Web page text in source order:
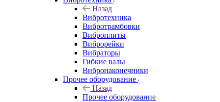
Назад
Вибротехника
Вибротрамбовки
Виброплиты
Виброрейки
Вибраторы
Гибкие валы
Вибронаконечники
Прочее оборудование
Назад
Прочее оборудование